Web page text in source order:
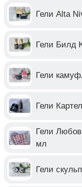
Гели Alta
Гели Билд
Гели
Гели
Гели
мл
Гели